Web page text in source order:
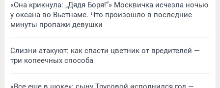
«Она крикнула: „Дядя Боря!“» Москвичка исчезла ночью
у океана во Вьетнаме. Что произошло в последние
минуты пропажи девушки
Слизни атакуют: как спасти цветник от вредителей —
три копеечных способа